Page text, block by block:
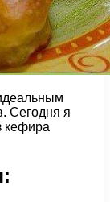
Сегодня я
кефира